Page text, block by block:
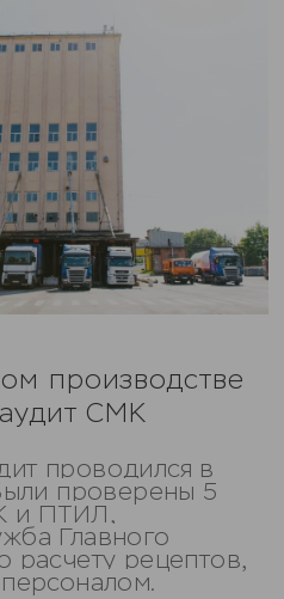
производстве
СМК
проводился в
проверены 5
и ПТИЛ,
Главного
расчету рецептов,